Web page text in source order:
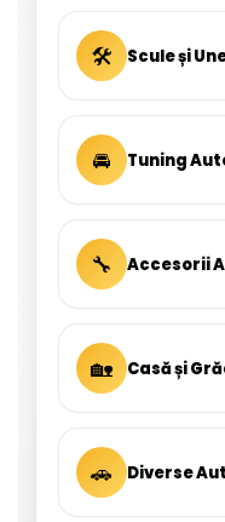
🛠 Scule și
🚘 Tuning
🔧 Accesorii
🏡 Casă și
🚗 Diverse